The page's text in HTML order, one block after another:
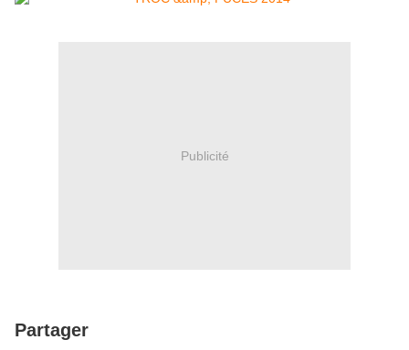
Publicité
Partager